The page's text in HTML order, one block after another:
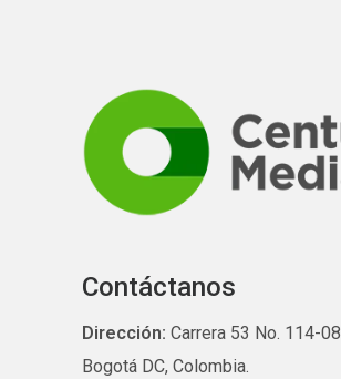
Contáctanos
Dirección: Carrera 53 No. 114-08
Bogotá DC, Colombia.